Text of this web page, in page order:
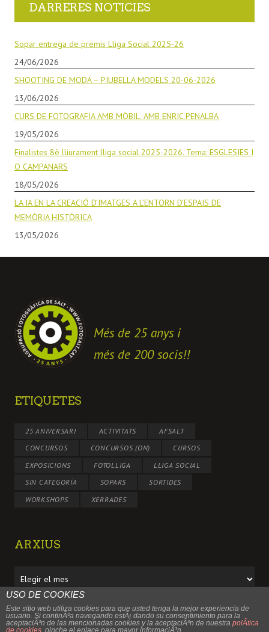
DARRERES NOTICIES
Sopar entrega de premis Lliga Social 2025-26
24/06/2026
SHOOTING DE MODA – PIUBELLA MODELS 20-06-2026
13/06/2026
CURS DE FOTOGRAFIA AMB MÒBIL. AMB ENRIC PENALBA
19/05/2026
Finalistes 8è lliurament lliga social 2025-2026. Tema: ESGLESIES I
O CAMPANARS
18/05/2026
LA IA EN LA CREACIÓ D’IMATGES A L’ENTORN D’ESPAIS DE
MEMÒRIA HISTÒRICA
13/05/2026
Més de 25 anys i
més de 200 socis!!
ETIQUETES
25 ANIVERSARI ACTIVITATS
AFSALT
CONCURSOS
CONCURSOS (ON)
CURSOS
EXPOSICIONS
FOTOLLIGA
LLIGA SOCIAL
SIN CATEGORÍA
SOPARS
SORTIDES
WORKSHOPS
XERRADES
ARXIUS
USO DE COOKIES
Este sitio web utiliza cookies para que usted tenga la mejor experiencia de
usuario. Si continÃºa navegando estÃ¡ dando su consentimiento para la
aceptaciÃ³n de las mencionadas cookies y la aceptaciÃ³n de nuestra polÃ­tica
de cookies , pinche el enlace para mayor informaciÃ³n.